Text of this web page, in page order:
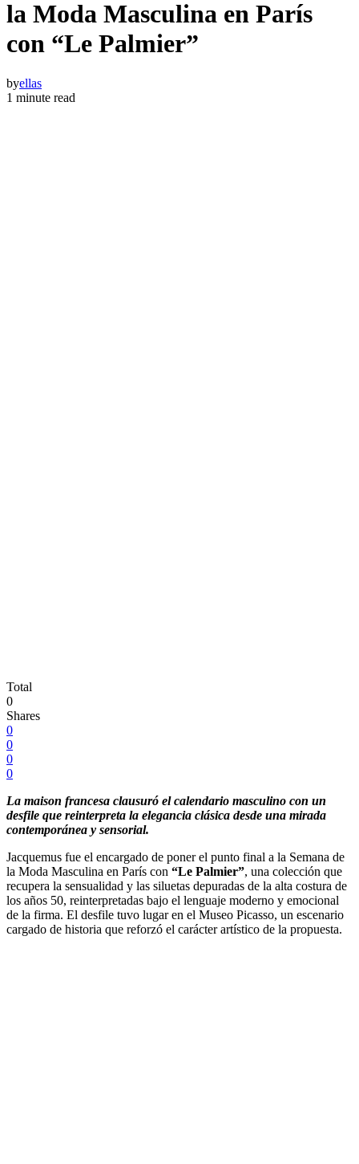
la Moda Masculina en París
con “Le Palmier”
byellas
1 minute read
Total
0
Shares
0
0
0
0
La maison francesa clausuró el calendario masculino con un
desfile que reinterpreta la elegancia clásica desde una mirada
contemporánea y sensorial.
Jacquemus fue el encargado de poner el punto final a la Semana de
la Moda Masculina en París con “Le Palmier”, una colección que
recupera la sensualidad y las siluetas depuradas de la alta costura de
los años 50, reinterpretadas bajo el lenguaje moderno y emocional
de la firma. El desfile tuvo lugar en el Museo Picasso, un escenario
cargado de historia que reforzó el carácter artístico de la propuesta.